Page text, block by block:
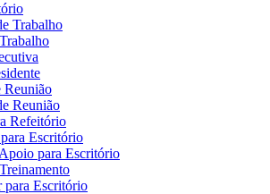
Trabalho
Reunião
Reunião
Refeitório
Escritório
para Escritório
para Escritório